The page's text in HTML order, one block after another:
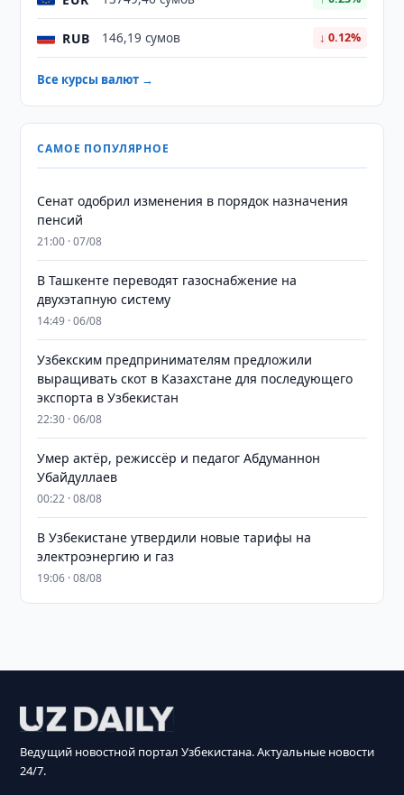
RUB 146,19 сумов ↓ 0.12%
Все курсы валют →
САМОЕ ПОПУЛЯРНОЕ
Сенат одобрил изменения в порядок назначения
пенсий
21:00 · 07/08
В Ташкенте переводят газоснабжение на
двухэтапную систему
14:49 · 06/08
Узбекским предпринимателям предложили
выращивать скот в Казахстане для последующего
экспорта в Узбекистан
22:30 · 06/08
Умер актёр, режиссёр и педагог Абдуманнон
Убайдуллаев
00:22 · 08/08
В Узбекистане утвердили новые тарифы на
электроэнергию и газ
19:06 · 08/08
Ведущий новостной портал Узбекистана. Актуальные новости
24/7.